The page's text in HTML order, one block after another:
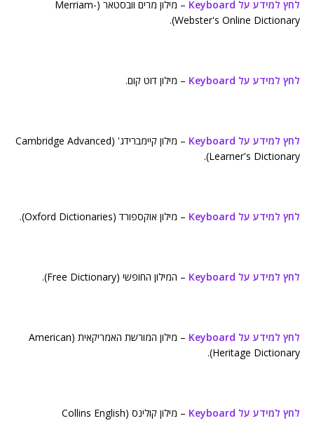
לחץ למידע על Keyboard
– מילון מרים וובסטאר (Merriam-
Webster's Online Dictionary).
לחץ למידע על Keyboard – מילון דוט קום.
לחץ למידע על Keyboard
– מילון קיימברידג' (Cambridge Advanced
Learner's Dictionary).
לחץ למידע על Keyboard – מילון אוקספורד (Oxford Dictionaries).
לחץ למידע על Keyboard – המילון החופשי (Free Dictionary).
לחץ למידע על Keyboard
– מילון המורשת האמריקאית (American
Heritage Dictionary).
לחץ למידע על Keyboard
– מילון קולינס (Collins English